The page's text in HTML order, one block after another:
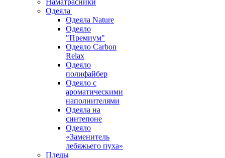
Наматрасники
Одеяла
Одеяла Nature
Одеяло
"Премиум"
Одеяло Carbon
Relax
Одеяло
полифайбер
Одеяло с
ароматическими
наполнителями
Одеяла на
синтепоне
Одеяло
«Заменитель
лебяжьего пуха»
Пледы